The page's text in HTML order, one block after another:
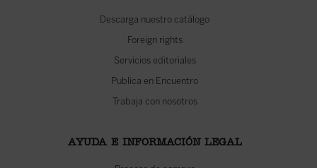
Descarga nuestro catálogo
Foreign rights
Servicios editoriales
Publica en Encuentro
Trabaja con nosotros
AYUDA E INFORMACIÓN LEGAL